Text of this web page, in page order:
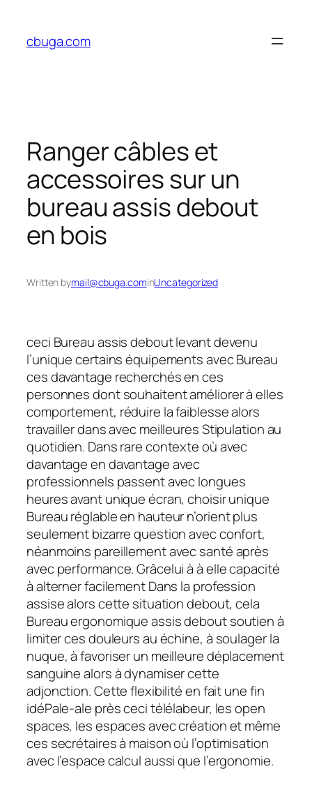
content
cbuga.com
Ranger câbles et
accessoires sur un
bureau assis debout
en bois
Written bymail@cbuga.cominUncategorized
ceci Bureau assis debout levant devenu
l’unique certains équipements avec Bureau
ces davantage recherchés en ces
personnes dont souhaitent améliorer à elles
comportement, réduire la faiblesse alors
travailler dans avec meilleures Stipulation au
quotidien. Dans rare contexte où avec
davantage en davantage avec
professionnels passent avec longues
heures avant unique écran, choisir unique
Bureau réglable en hauteur n’orient plus
seulement bizarre question avec confort,
néanmoins pareillement avec santé après
avec performance. Grâcelui à à elle capacité
à alterner facilement Dans la profession
assise alors cette situation debout, cela
Bureau ergonomique assis debout soutien à
limiter ces douleurs au échine, à soulager la
nuque, à favoriser un meilleure déplacement
sanguine alors à dynamiser cette
adjonction. Cette flexibilité en fait une fin
idéPale-ale près ceci télélabeur, les open
spaces, les espaces avec création et même
ces secrétaires à maison où l’optimisation
avec l’espace calcul aussi que l’ergonomie.